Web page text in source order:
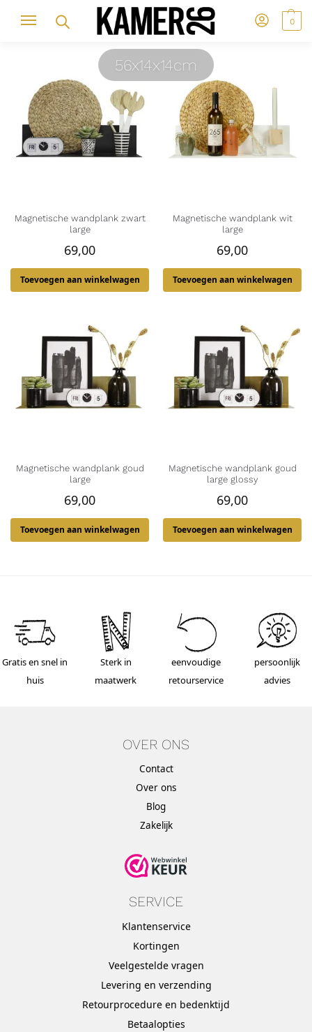
0
56x14x14cm
Magnetische wandplank zwart
large
69,00
Toevoegen aan winkelwagen
Magnetische wandplank wit
large
69,00
Toevoegen aan winkelwagen
Magnetische wandplank goud
large
69,00
Toevoegen aan winkelwagen
Magnetische wandplank goud
large glossy
69,00
Toevoegen aan winkelwagen
Gratis en snel in
huis
Sterk in
maatwerk
eenvoudige
retourservice
persoonlijk
advies
OVER ONS
Contact
Over ons
Blog
Zakelijk
SERVICE
Klantenservice
Kortingen
Veelgestelde vragen
Levering en verzending
Retourprocedure en bedenktijd
Betaalopties